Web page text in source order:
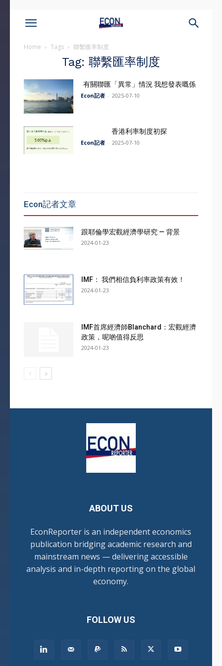
Home Tags 聯繫匯率制度
Tag: 聯繫匯率制度
有關聯匯「異常」情況 我想發表嘅係
Econ記者 - 2025-07-10
香港利率制度初探
Econ記者 - 2025-07-10
Econ記者文章
跟耶倫學宏觀經濟學研究 — 背景
2024-01-23
IMF： 我們相信負利率政策有效！
2024-01-23
IMF首席經濟師Blanchard：宏觀經濟
政策，呢啲值得反思
2024-01-23
ABOUT US
EconReporter is an independent economics
publication bridging academic research and
mainstream news — delivering accessible
analysis and in-depth reporting on the global
economy.
FOLLOW US